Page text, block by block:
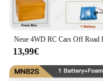
13,99€